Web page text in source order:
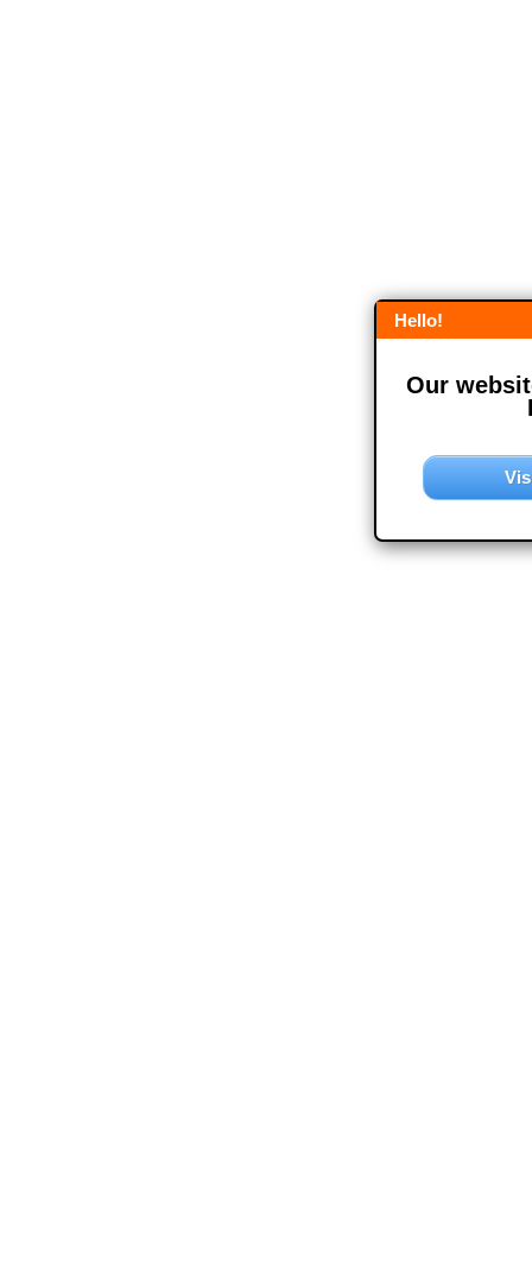
Hello!
Our